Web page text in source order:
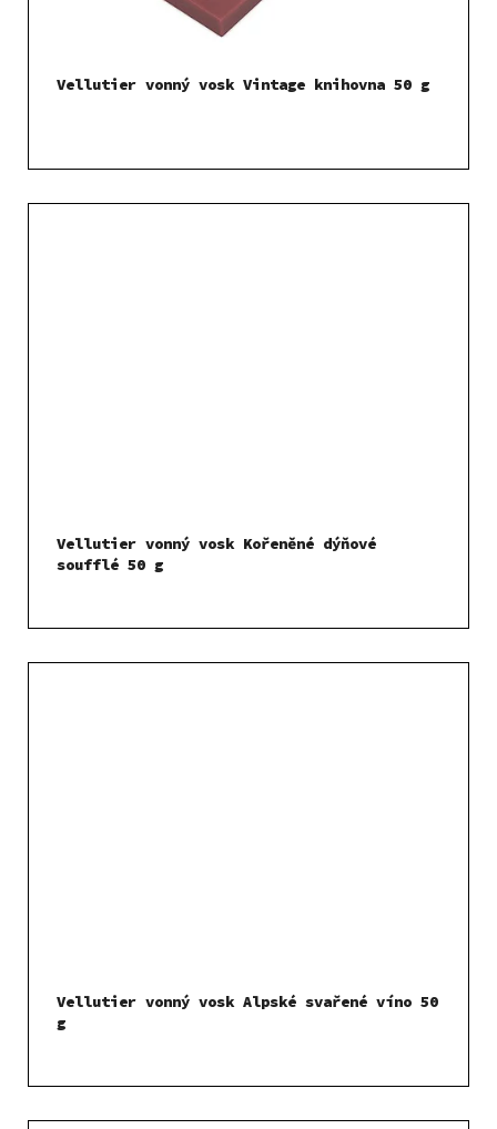
Vellutier vonný vosk Vintage knihovna 50 g
Vellutier vonný vosk Kořeněné dýňové
soufflé 50 g
Vellutier vonný vosk Alpské svařené víno 50
g